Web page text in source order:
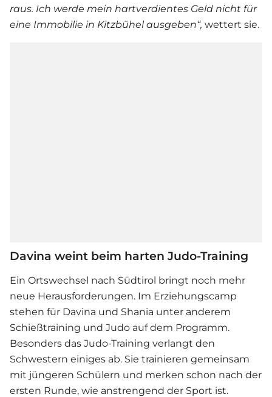
raus. Ich werde mein hartverdientes Geld nicht für
eine Immobilie in Kitzbühel ausgeben“, wettert sie.
Davina weint beim harten Judo-Training
Ein Ortswechsel nach Südtirol bringt noch mehr
neue Herausforderungen. Im Erziehungscamp
stehen für Davina und Shania unter anderem
Schießtraining und Judo auf dem Programm.
Besonders das Judo-Training verlangt den
Schwestern einiges ab. Sie trainieren gemeinsam
mit jüngeren Schülern und merken schon nach der
ersten Runde, wie anstrengend der Sport ist.